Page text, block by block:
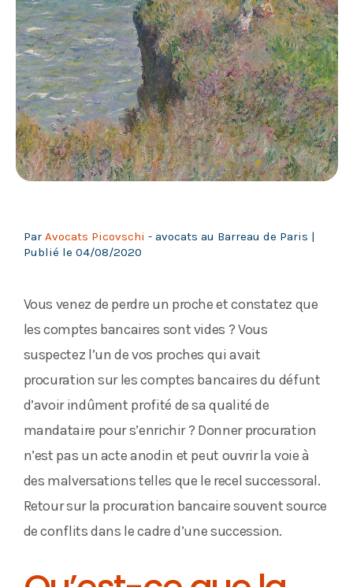
Par Avocats Picovschi - avocats au Barreau de Paris |
Publié le 04/08/2020
Vous venez de perdre un proche et constatez que
les comptes bancaires sont vides ? Vous
suspectez l’un de vos proches qui avait
procuration sur les comptes bancaires du défunt
d’avoir indûment profité de sa qualité de
mandataire pour s’enrichir ? Donner procuration
n’est pas un acte anodin et peut ouvrir la voie à
des malversations telles que le recel successoral.
Retour sur la procuration bancaire souvent source
de conflits dans le cadre d’une succession.